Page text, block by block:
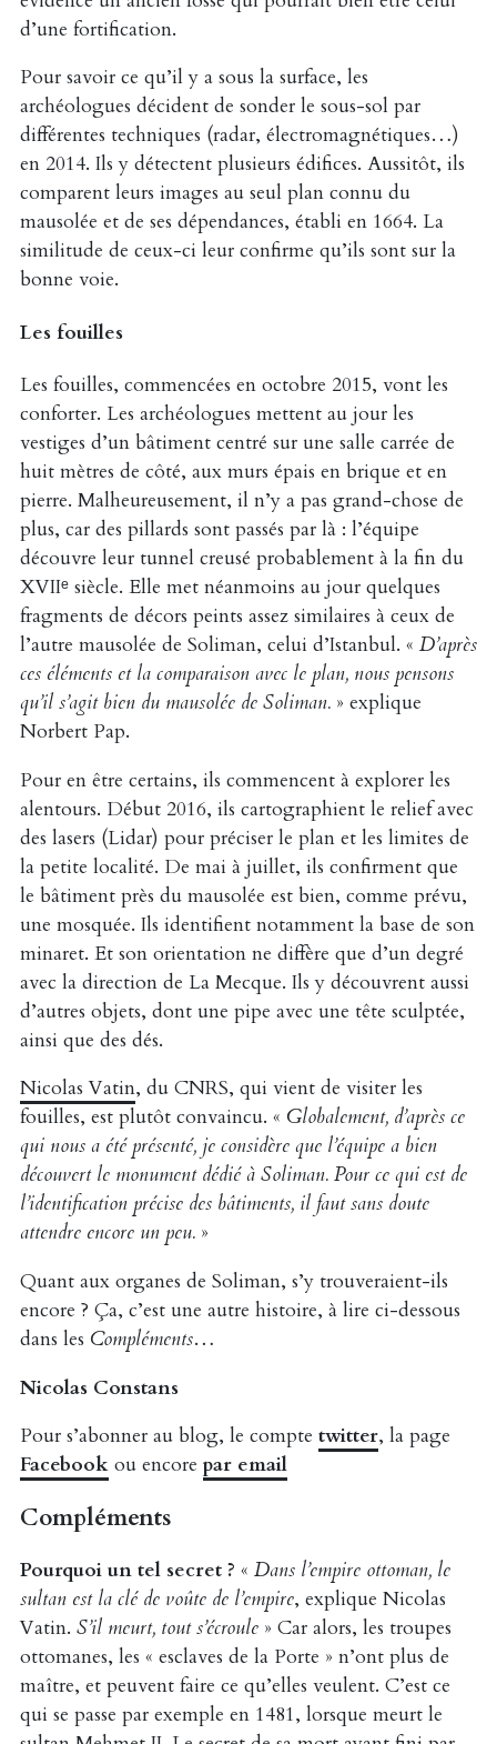
d’une fortification.
Pour savoir ce qu’il y a sous la surface, les
archéologues décident de sonder le sous-sol par
différentes techniques (radar, électromagnétiques…)
en 2014. Ils y détectent plusieurs édifices. Aussitôt, ils
comparent leurs images au seul plan connu du
mausolée et de ses dépendances, établi en 1664. La
similitude de ceux-ci leur confirme qu’ils sont sur la
bonne voie.
Les fouilles
Les fouilles, commencées en octobre 2015, vont les
conforter. Les archéologues mettent au jour les
vestiges d’un bâtiment centré sur une salle carrée de
huit mètres de côté, aux murs épais en brique et en
pierre. Malheureusement, il n’y a pas grand-chose de
plus, car des pillards sont passés par là : l’équipe
découvre leur tunnel creusé probablement à la fin du
XVIIᵉ siècle. Elle met néanmoins au jour quelques
fragments de décors peints assez similaires à ceux de
l’autre mausolée de Soliman, celui d’Istanbul. « D’après
ces éléments et la comparaison avec le plan, nous pensons
qu’il s’agit bien du mausolée de Soliman.» explique
Norbert Pap.
Pour en être certains, ils commencent à explorer les
alentours. Début 2016, ils cartographient le relief avec
des lasers (Lidar) pour préciser le plan et les limites de
la petite localité. De mai à juillet, ils confirment que
le bâtiment près du mausolée est bien, comme prévu,
une mosquée. Ils identifient notamment la base de son
minaret. Et son orientation ne diffère que d’un degré
avec la direction de La Mecque. Ils y découvrent aussi
d’autres objets, dont une pipe avec une tête sculptée,
ainsi que des dés.
Nicolas Vatin, du CNRS, qui vient de visiter les
fouilles, est plutôt convaincu. « Globalement, d’après ce
qui nous a été présenté, je considère que l’équipe a bien
découvert le monument dédié à Soliman. Pour ce qui est de
l’identification précise des bâtiments, il faut sans doute
attendre encore un peu.»
Quant aux organes de Soliman, s’y trouveraient-ils
encore ? Ça, c’est une autre histoire, à lire ci-dessous
dans les Compléments…
Nicolas Constans
Pour s’abonner au blog, le compte twitter, la page
Facebookou encore par email
Compléments
Pourquoi un tel secret ? « Dans l’empire ottoman, le
sultan est la clé de voûte de l’empire, explique Nicolas
Vatin. S’il meurt, tout s’écroule» Car alors, les troupes
ottomanes, les « esclaves de la Porte » n’ont plus de
maître, et peuvent faire ce qu’elles veulent. C’est ce
qui se passe par exemple en 1481, lorsque meurt le